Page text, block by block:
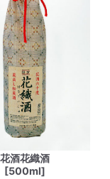
花酒花織酒
[500ml]